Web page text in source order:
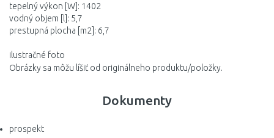
tepelný výkon [W]: 1402
vodný objem [l]: 5,7
prestupná plocha [m2]: 6,7
ilustračné foto
Obrázky sa môžu líšiť od originálneho produktu/položky.
Dokumenty
prospekt